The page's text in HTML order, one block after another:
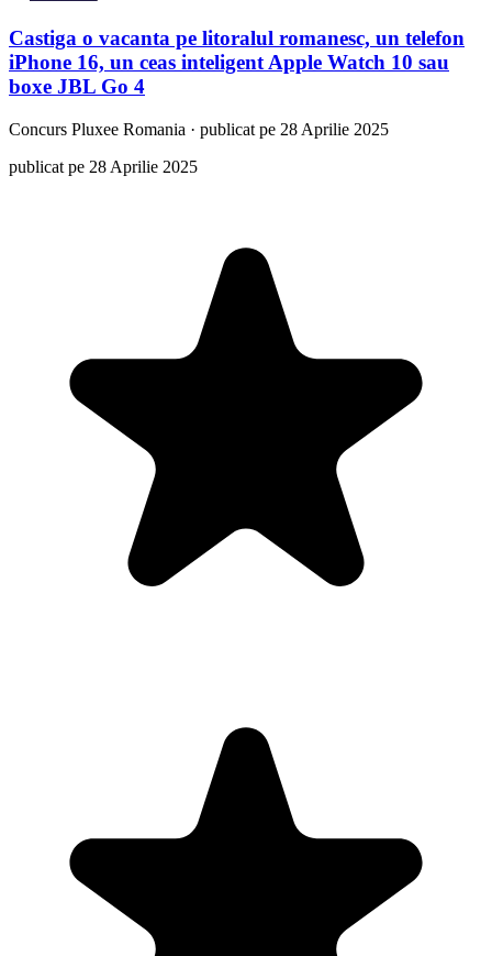
Castiga o vacanta pe litoralul romanesc, un telefon
iPhone 16, un ceas inteligent Apple Watch 10 sau
boxe JBL Go 4
Concurs Pluxee Romania · publicat pe 28 Aprilie 2025
publicat pe 28 Aprilie 2025